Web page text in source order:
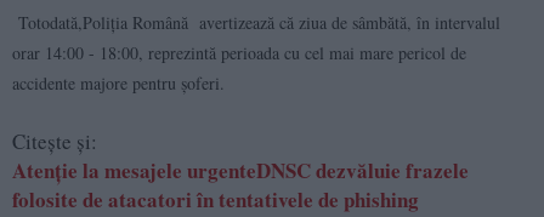
Totodată,Poliția Română avertizează că ziua de sâmbătă, în intervalul
orar 14:00 - 18:00, reprezintă perioada cu cel mai mare pericol de
accidente majore pentru șoferi.
Citește și:
Atenție la mesajele urgenteDNSC dezvăluie frazele
folosite de atacatori în tentativele de phishing